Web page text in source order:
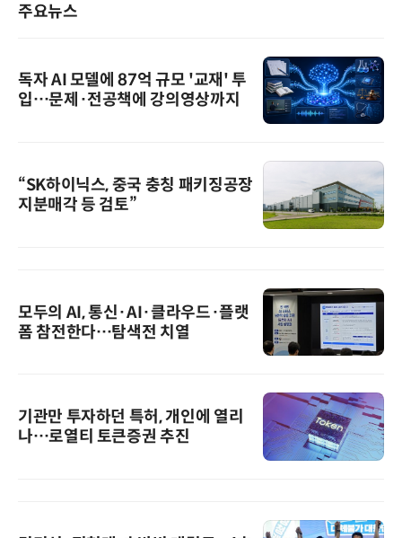
주요뉴스
독자 AI 모델에 87억 규모 '교재' 투
입…문제·전공책에 강의영상까지
“SK하이닉스, 중국 충칭 패키징공장
지분매각 등 검토”
모두의 AI, 통신·AI·클라우드·플랫
폼 참전한다…탐색전 치열
기관만 투자하던 특허, 개인에 열리
나…로열티 토큰증권 추진